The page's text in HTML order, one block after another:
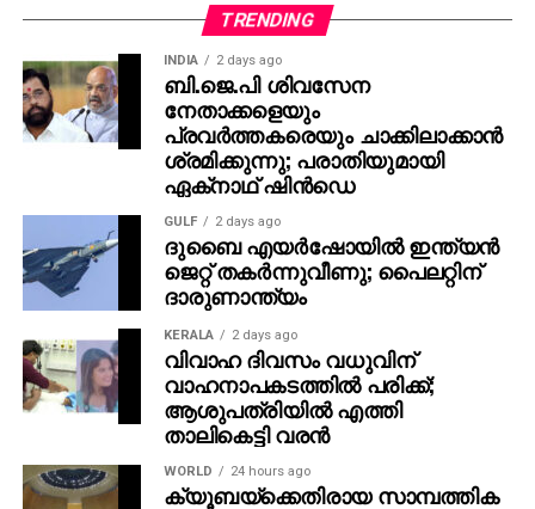
തങ്ങള്‍ക്ക് മനസ്സിലുണ്ടായിരുന്നതുപോലെ തന്നെയാണ്
പൃഥ്വിരാജും ആ വേഷം മമ്മൂക്ക ചെയ്യണം എന്ന്
നിര്‍ദേശിച്ചതെന്നും അദ്ദേഹം വെളിപ്പെടുത്തി. ജിതിന്‍
കെ. ജോസ് പറഞ്ഞു പോലെ, വിനായകന്‍ അവതരിപ്പിച്ച
വേഷം തന്നെയാണ് ആദ്യം പൃഥ്വിരാജിന്
പരിഗണിച്ചത്. മമ്മൂട്ടി കമ്പനി നിര്‍മിച്ച ‘കളങ്കാവല്‍’
നവംബര്‍ 27ന് തീയേറ്ററുകളില്‍ റിലീസ് ചെയ്യും.
TRENDING
INDIA 2 days ago
ബി.ജെ.പി ശിവസേന
നേതാക്കളെയും
പ്രവര്‍ത്തകരെയും ചാക്കിലാക്കാന്‍
ശ്രമിക്കുന്നു; പരാതിയുമായി
ഏക്‌നാഥ് ഷിന്‍ഡെ
GULF 2 days ago
ദുബൈ എയര്‍ഷോയില്‍ ഇന്ത്യന്‍
ജെറ്റ് തകര്‍ന്നുവീണു; പൈലറ്റിന്
ദാരുണാന്ത്യം
KERALA 2 days ago
വിവാഹ ദിവസം വധുവിന്
വാഹനാപകടത്തില്‍ പരിക്ക്;
ആശുപത്രിയില്‍ എത്തി
താലികെട്ടി വരന്‍
WORLD 24 hours ago
ക്യൂബയ്ക്കെതിരായ സാമ്പത്തിക